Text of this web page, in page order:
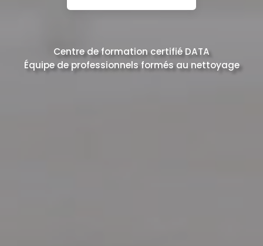
Centre de formation certifié DATA
Équipe de professionnels formés au nettoyage